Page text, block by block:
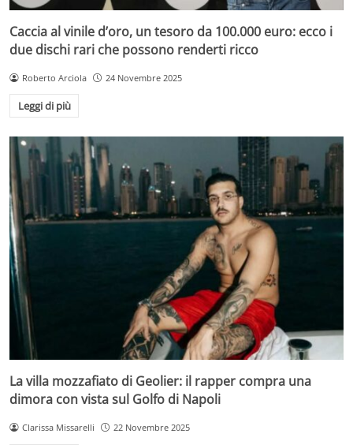
Caccia al vinile d’oro, un tesoro da 100.000 euro: ecco i
due dischi rari che possono renderti ricco
Roberto Arciola 24 Novembre 2025
Leggi di più
La villa mozzafiato di Geolier: il rapper compra una
dimora con vista sul Golfo di Napoli
Clarissa Missarelli 22 Novembre 2025